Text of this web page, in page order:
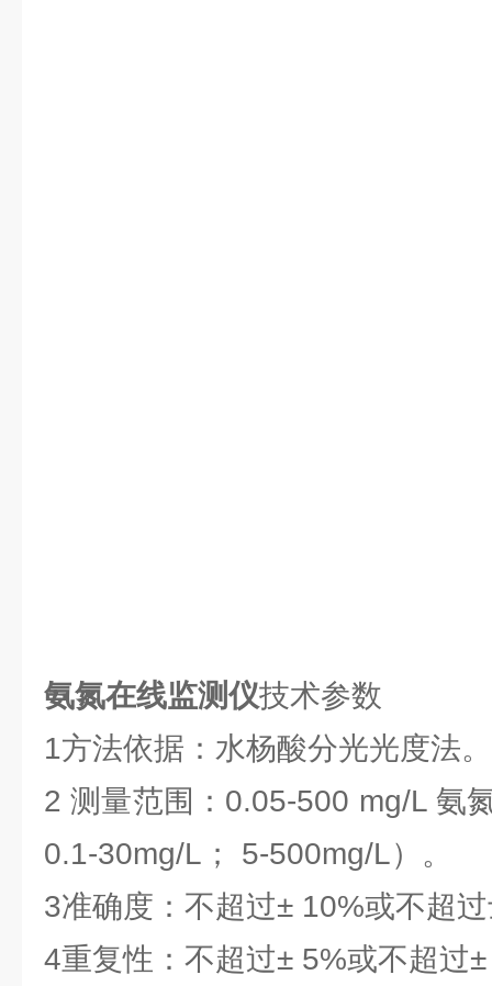
氨氮在线监测仪技术参数
1方法依据：水杨酸分光光度法。
2 测量范围：0.05-500 mg/L 氨
0.1-30mg/L； 5-500mg/L）。
3准确度：不超过± 10%或不超
4重复性：不超过± 5%或不超过